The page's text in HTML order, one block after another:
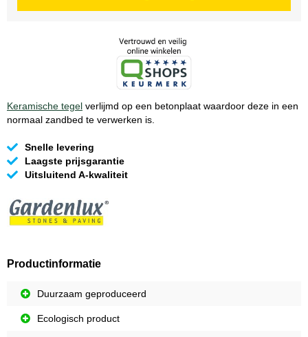
Keramische tegel verlijmd op een betonplaat waardoor deze in een
normaal zandbed te verwerken is.
Snelle levering
Laagste prijsgarantie
Uitsluitend A-kwaliteit
Productinformatie
Duurzaam geproduceerd
Ecologisch product